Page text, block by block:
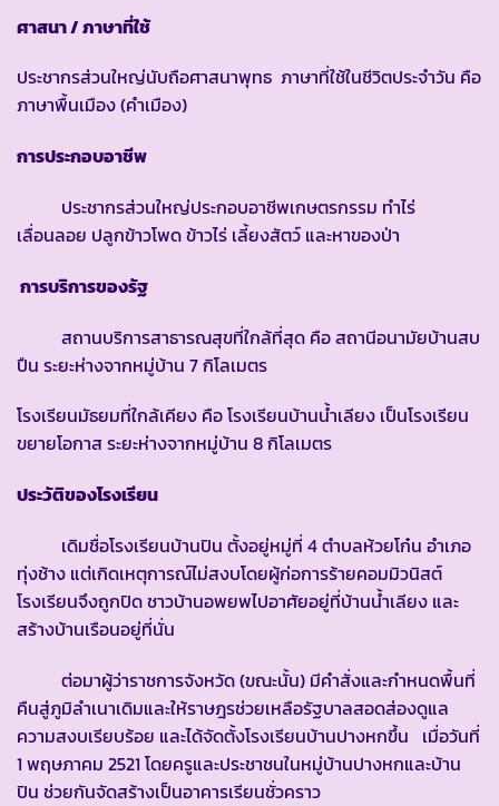
ศาสนา / ภาษาที่ใช้
ประชากรส่วนใหญ่นับถือศาสนาพุทธ ภาษาที่ใช้ในชีวิตประจำวัน คือ
ภาษาพื้นเมือง (คำเมือง)
การประกอบอาชีพ
ประชากรส่วนใหญ่ประกอบอาชีพเกษตรกรรม ทำไร่
เลื่อนลอย ปลูกข้าวโพด ข้าวไร่ เลี้ยงสัตว์ และหาของป่า
การบริการของรัฐ
สถานบริการสาธารณสุขที่ใกล้ที่สุด คือ สถานีอนามัยบ้านสบ
ปืน ระยะห่างจากหมู่บ้าน 7 กิโลเมตร
โรงเรียนมัธยมที่ใกล้เคียง คือ โรงเรียนบ้านน้ำเลียง เป็นโรงเรียน
ขยายโอกาส ระยะห่างจากหมู่บ้าน 8 กิโลเมตร
ประวัติของโรงเรียน
เดิมชื่อโรงเรียนบ้านปิน ตั้งอยู่หมู่ที่ 4 ตำบลห้วยโก๋น อำเภอ
ทุ่งช้าง แต่เกิดเหตุการณ์ไม่สงบโดยผู้ก่อการร้ายคอมมิวนิสต์
โรงเรียนจึงถูกปิด ชาวบ้านอพยพไปอาศัยอยู่ที่บ้านน้ำเลียง และ
สร้างบ้านเรือนอยู่ที่นั่น
ต่อมาผู้ว่าราชการจังหวัด (ขณะนั้น) มีคำสั่งและกำหนดพื้นที่
คืนสู่ภูมิลำเนาเดิมและให้ราษฎรช่วยเหลือรัฐบาลสอดส่องดูแล
ความสงบเรียบร้อย และได้จัดตั้งโรงเรียนบ้านปางหกขึ้น เมื่อวันที่
1 พฤษภาคม 2521 โดยครูและประชาชนในหมู่บ้านปางหกและบ้าน
ปิน ช่วยกันจัดสร้างเป็นอาคารเรียนชั่วคราว